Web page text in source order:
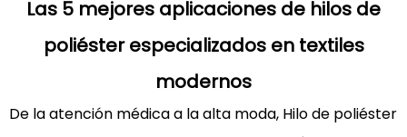
explicado
Impacto
y
Las 5 mejores aplicaciones de hilos de
poliéster especializados en textiles
modernos
De la atención médica a la alta moda, Hilo de poliéster